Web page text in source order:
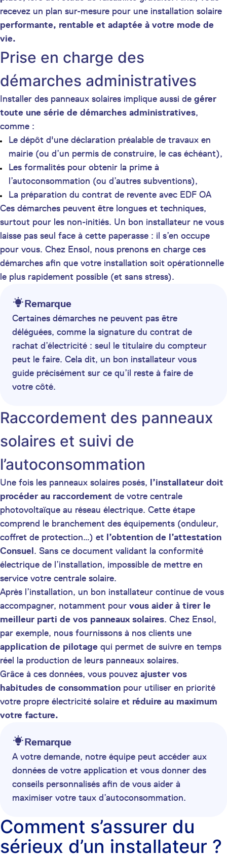
recevez un plan sur-mesure pour une installation solaire
performante, rentable et adaptée à votre mode de
vie.
Prise en charge des
démarches administratives
Installer des panneaux solaires implique aussi de gérer
toute une série de démarches administratives,
comme :
Le dépôt d'une déclaration préalable de travaux en
mairie (ou d’un permis de construire, le cas échéant),
Les formalités pour obtenir la prime à
l’autoconsommation (ou d’autres subventions),
La préparation du contrat de revente avec EDF OA
Ces démarches peuvent être longues et techniques,
surtout pour les non-initiés. Un bon installateur ne vous
laisse pas seul face à cette paperasse : il s’en occupe
pour vous. Chez Ensol, nous prenons en charge ces
démarches afin que votre installation soit opérationnelle
le plus rapidement possible (et sans stress).
Remarque
Certaines démarches ne peuvent pas être
déléguées, comme la signature du contrat de
rachat d’électricité : seul le titulaire du compteur
peut le faire. Cela dit, un bon installateur vous
guide précisément sur ce qu’il reste à faire de
votre côté.
Raccordement des panneaux
solaires et suivi de
l’autoconsommation
Une fois les panneaux solaires posés, l’installateur doit
procéder au raccordement de votre centrale
photovoltaïque au réseau électrique. Cette étape
comprend le branchement des équipements (onduleur,
coffret de protection…) et l’obtention de l’attestation
Consuel. Sans ce document validant la conformité
électrique de l’installation, impossible de mettre en
service votre centrale solaire.
Après l’installation, un bon installateur continue de vous
accompagner, notamment pour vous aider à tirer le
meilleur parti de vos panneaux solaires. Chez Ensol,
par exemple, nous fournissons à nos clients une
application de pilotage qui permet de suivre en temps
réel la production de leurs panneaux solaires.
Grâce à ces données, vous pouvez ajuster vos
habitudes de consommation pour utiliser en priorité
votre propre électricité solaire et réduire au maximum
votre facture.
Remarque
A votre demande, notre équipe peut accéder aux
données de votre application et vous donner des
conseils personnalisés afin de vous aider à
maximiser votre taux d’autoconsommation.
Comment s’assurer du
sérieux d’un installateur ?